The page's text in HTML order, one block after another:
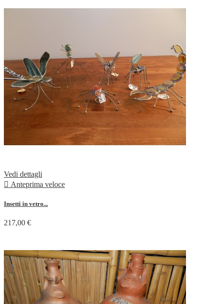
Vedi dettagli
 Anteprima veloce
Insetti in vetro...
217,00 €